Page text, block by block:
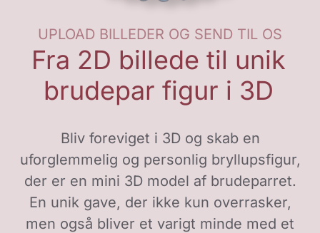
UPLOAD BILLEDER OG SEND TIL OS
Fra 2D billede til unik
brudepar figur i 3D
Bliv foreviget i 3D og skab en
uforglemmelig og personlig bryllupsfigur,
der er en mini 3D model af brudeparret.
En unik gave, der ikke kun overrasker,
men også bliver et varigt minde med et